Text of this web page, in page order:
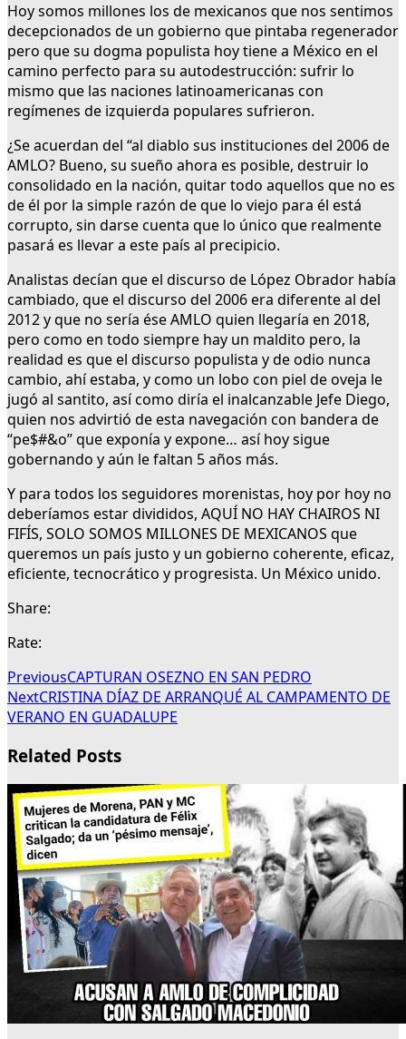
Hoy somos millones los de mexicanos que nos sentimos
decepcionados de un gobierno que pintaba regenerador
pero que su dogma populista hoy tiene a México en el
camino perfecto para su autodestrucción: sufrir lo
mismo que las naciones latinoamericanas con
regímenes de izquierda populares sufrieron.
¿Se acuerdan del “al diablo sus instituciones del 2006 de
AMLO? Bueno, su sueño ahora es posible, destruir lo
consolidado en la nación, quitar todo aquellos que no es
de él por la simple razón de que lo viejo para él está
corrupto, sin darse cuenta que lo único que realmente
pasará es llevar a este país al precipicio.
Analistas decían que el discurso de López Obrador había
cambiado, que el discurso del 2006 era diferente al del
2012 y que no sería ése AMLO quien llegaría en 2018,
pero como en todo siempre hay un maldito pero, la
realidad es que el discurso populista y de odio nunca
cambio, ahí estaba, y como un lobo con piel de oveja le
jugó al santito, así como diría el inalcanzable Jefe Diego,
quien nos advirtió de esta navegación con bandera de
“pe$#&o” que exponía y expone… así hoy sigue
gobernando y aún le faltan 5 años más.
Y para todos los seguidores morenistas, hoy por hoy no
deberíamos estar divididos, AQUÍ NO HAY CHAIROS NI
FIFÍS, SOLO SOMOS MILLONES DE MEXICANOS que
queremos un país justo y un gobierno coherente, eficaz,
eficiente, tecnocrático y progresista. Un México unido.
Share:
Rate:
PreviousCAPTURAN OSEZNO EN SAN PEDRO
NextCRISTINA DÍAZ DE ARRANQUÉ AL CAMPAMENTO DE
VERANO EN GUADALUPE
Related Posts